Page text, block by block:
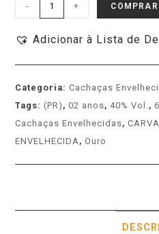
- + COMPRAR
Adicionar à Lista de
Categoria:Cachaças
Tags:(PR) ,02 anos, 40% Vol.,
Cachaças Envelhecidas,
ENVELHECIDA,Ouro